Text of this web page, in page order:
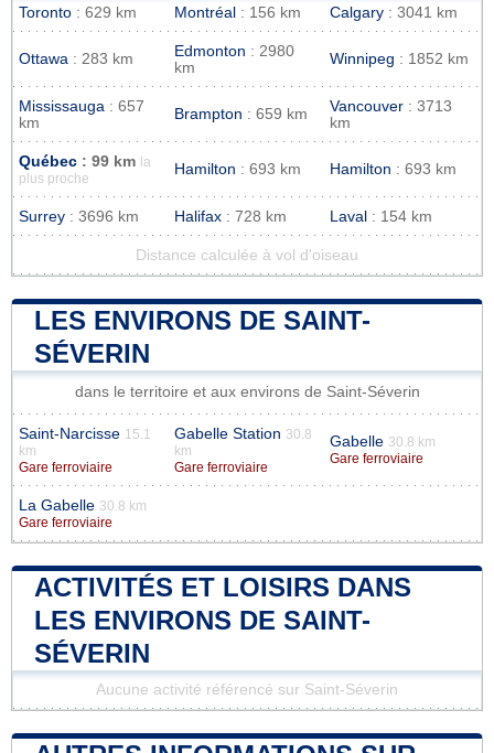
Toronto : 629 km Montréal : 156 km Calgary : 3041 km
Ottawa : 283 km Edmonton : 2980
km
Winnipeg : 1852 km
Mississauga : 657
km
Brampton : 659 km Vancouver : 3713
km
Québec : 99 km
la
plus proche
Hamilton : 693 km Hamilton : 693 km
Surrey : 3696 km Halifax : 728 km Laval : 154 km
Distance calculée à vol d'oiseau
LES ENVIRONS DE SAINT-
SÉVERIN
dans le territoire et aux environs de Saint-Séverin
Saint-Narcisse 15.1
km
Gare ferroviaire
Gabelle Station 30.8
km
Gare ferroviaire
Gabelle 30.8 km
Gare ferroviaire
La Gabelle 30.8 km
Gare ferroviaire
ACTIVITÉS ET LOISIRS DANS
LES ENVIRONS DE SAINT-
SÉVERIN
Aucune activité référencé sur Saint-Séverin